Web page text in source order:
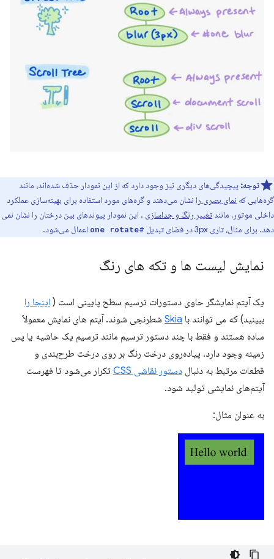
توجه: پیچیدگی‌های دیگری نیز وجود دارد که از این نمودار حذف شده‌اند، مانند
گره‌هایی که نمای بصری را نشان می‌دهند و گره‌های مورد استفاده برای بهینه‌سازی عملکرد
داخلی موتور، مانند تغییر رنگ و جداسازی . این نمودار پیوندهای بین درختان را نشان نمی
دهد. برای مثال، تاری 3px در فضای تبدیل
#one rotate اعمال می‌شود.
نمایش لیست ها و تکه های رنگ
یک آیتم نمایشگر حاوی دستورات ترسیم سطح پایینی است ( اینجا را
ببینید) که می توانند با Skia شطرنجی شوند. آیتم های نمایش معمولاً
ساده هستند و فقط با چند دستور ترسیم مانند ترسیم یک حاشیه یا پس
زمینه وجود دارد. پیاده‌روی درخت رنگ بر روی درخت طرح‌بندی و
قطعات مرتبط به دنبال دستور نقاشی CSS
تکرار می‌شود تا فهرست
آیتم‌های نمایشی تولید شود.
به عنوان مثال: